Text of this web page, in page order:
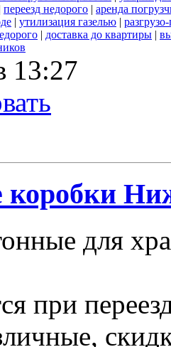
переезд недорого | аренда
| утилизация газелью |
| доставка до квартиры |
13:27
коробки
для
при